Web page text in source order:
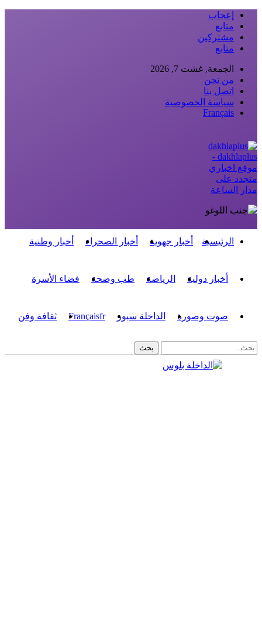
إعجاب
متابع
مشتركين
متابع
الجمعة, غشت 7, 2026
من نحن
اتصل بنا
سياسة الخصوصية
Français
dakhlaplus -
موقع اخباري
متجدد على
مدار الساعة
الرئيسية أخبار جهوية أخبار الصحراء أخبار وطنية
أخبار دولية الرياضة طب وصحة فضاء الأسرة
صوت وصورة الداخلة سبور Françaisfr ثقافة وفن